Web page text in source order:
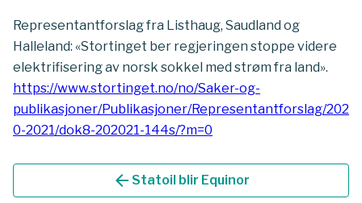
Representantforslag fra Listhaug, Saudland og
Halleland: «Stortinget ber regjeringen stoppe videre
elektrifisering av norsk sokkel med strøm fra land».
https://www.stortinget.no/no/Saker-og-
publikasjoner/Publikasjoner/Representantforslag/202
0-2021/dok8-202021-144s/?m=0
arrow_back Statoil blir Equinor